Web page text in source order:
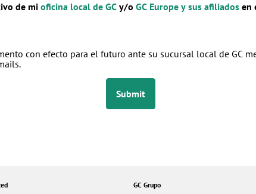
de mi oficina local de GC y/o GC Europe y sus afiliados en
con efecto para el futuro ante su sucursal local de GC
Submit
GC Grupo